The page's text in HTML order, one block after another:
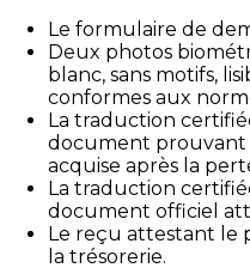
Le formulaire de
Deux photos
blanc, sans motifs,
conformes aux
La traduction
document prouvant
acquise après la
La traduction
document officiel
Le reçu attestant le
la trésorerie.